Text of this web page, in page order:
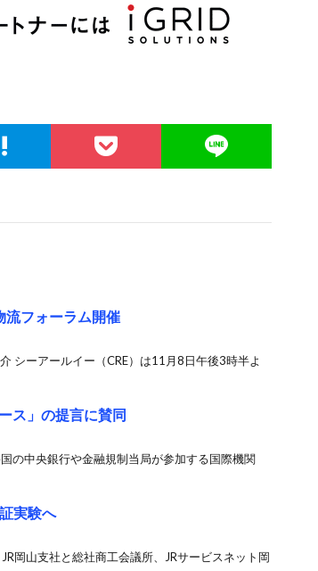
流フォーラム開催
シーアールイー（CRE）は11月8日午後3時半よ
ス」の提言に賛同
の中央銀行や金融規制当局が参加する国際機関
実験へ
岡山支社と総社商工会議所、JRサービスネット岡